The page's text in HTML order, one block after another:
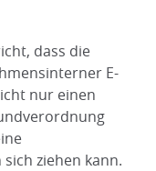
dass die
E-
nur einen
ziehen kann.